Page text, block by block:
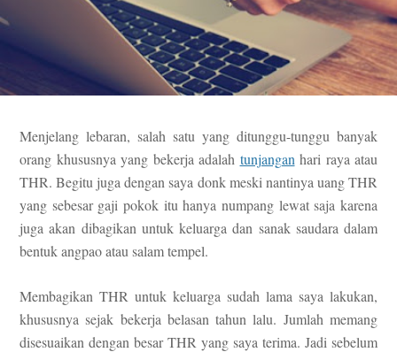
Menjelang lebaran, salah satu yang ditunggu-tunggu banyak
orang khususnya yang bekerja adalah tunjangan hari raya atau
THR. Begitu juga dengan saya donk meski nantinya uang THR
yang sebesar gaji pokok itu hanya numpang lewat saja karena
juga akan dibagikan untuk keluarga dan sanak saudara dalam
bentuk angpao atau salam tempel.
Membagikan THR untuk keluarga sudah lama saya lakukan,
khususnya sejak bekerja belasan tahun lalu. Jumlah memang
disesuaikan dengan besar THR yang saya terima. Jadi sebelum